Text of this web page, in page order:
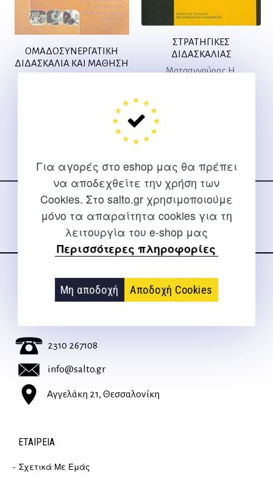
Για αγορές στο eshop μας θα πρέπει
να αποδεχθείτε την χρήση των
Cookies. Στο salto.gr χρησιμοποιούμε
μόνο τα απαραίτητα cookies για τη
λειτουργία του e-shop μας
Περισσότερες πληροφορίες
Μη αποδοχή Αποδοχή Cookies
ΟΜΑΔΟΣΥΝΕΡΓΑΤΙΚΗ
ΔΙΔΑΣΚΑΛΙΑ ΚΑΙ ΜΑΘΗΣΗ
ΣΤΡΑΤΗΓΙΚΕΣ
ΔΙΔΑΣΚΑΛΙΑΣ
Ματσαγγούρας Η.
Ακολουθήστε μας
στα social media
ΕΠΙΚΟΙΝΩΝΊΑ
2310 267108
info@salto.gr
Αγγελάκη 21, Θεσσαλονίκη
ΕΤΑΙΡΕΊΑ
Σχετικά Με Εμάς